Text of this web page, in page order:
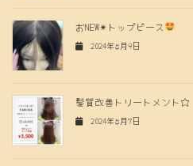
おNEW✴︎トップピース
2024年8月9日
髪質改善トリートメント☆
2024年8月7日